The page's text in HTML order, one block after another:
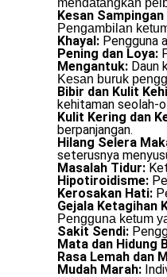
mendatangkan
Kesan
Pengambilan
Khayal: Pengguna
Pening dan Loya:
Mengantuk: Daun
Kesan buruk
Bibir dan Kulit
kehitaman seolah-
Kulit Kering dan
berpanjangan.
Hilang Selera
seterusnya
Masalah Tidur:
Hipotiroidisme:
Kerosakan Hati:
Gejala Ketagihan
Pengguna ketum
Sakit Sendi:
Mata dan Hidung
Rasa Lemah dan
Mudah Marah: